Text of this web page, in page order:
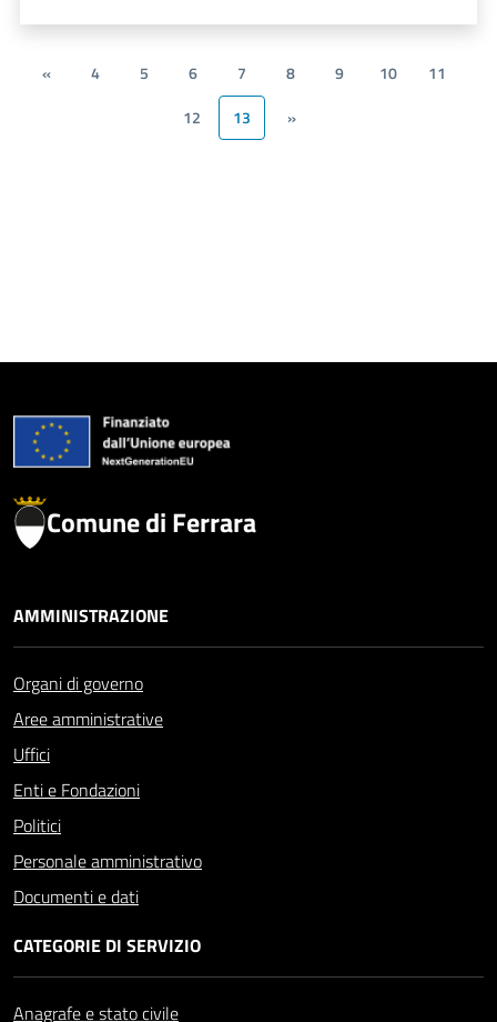
« 4 5 6 7 8 9 10
11
12
13 »
Comune di Ferrara
AMMINISTRAZIONE
Organi di governo
Aree amministrative
Uffici
Enti e Fondazioni
Politici
Personale amministrativo
Documenti e dati
CATEGORIE DI SERVIZIO
Anagrafe e stato civile